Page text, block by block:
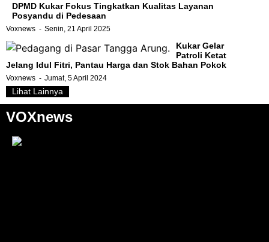
DPMD Kukar Fokus Tingkatkan Kualitas Layanan
Posyandu di Pedesaan
Voxnews Senin, 21 April 2025
Kukar Gelar
Patroli Ketat
Jelang Idul Fitri, Pantau Harga dan Stok Bahan Pokok
Voxnews Jumat, 5 April 2024
Lihat Lainnya
VOXnews